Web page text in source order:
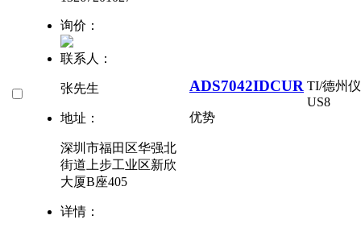
询价：
联系人：
张先生
地址：
深圳市福田区华强北
街道上步工业区新欣
大厦B座405
详情：
ADS7042IDCUR
优势
TI/德州
US8